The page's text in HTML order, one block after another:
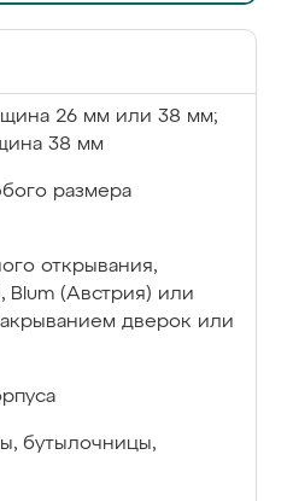
26 мм или 38 мм;
38 мм
размера
открывания,
Blum (Австрия) или
дверок или
бутылочницы,